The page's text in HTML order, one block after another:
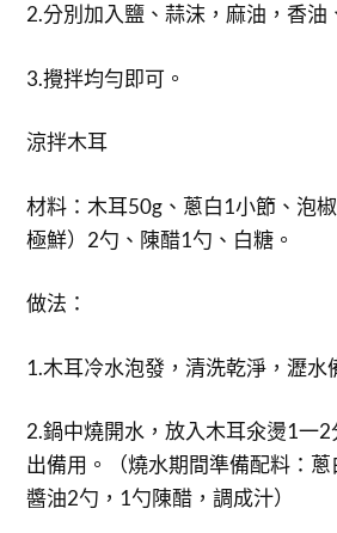
2.分別加入鹽、蒜沫，麻油，香油
3.攪拌均勻即可。
涼拌木耳
材料：木耳50g、蔥白1小節、泡
極鮮）2勺、陳醋1勺、白糖。
做法：
1.木耳冷水泡發，清洗乾淨，瀝水
2.鍋中燒開水，放入木耳氽燙1一
出備用。（燒水期間準備配料：蔥
醬油2勺，1勺陳醋，調成汁）